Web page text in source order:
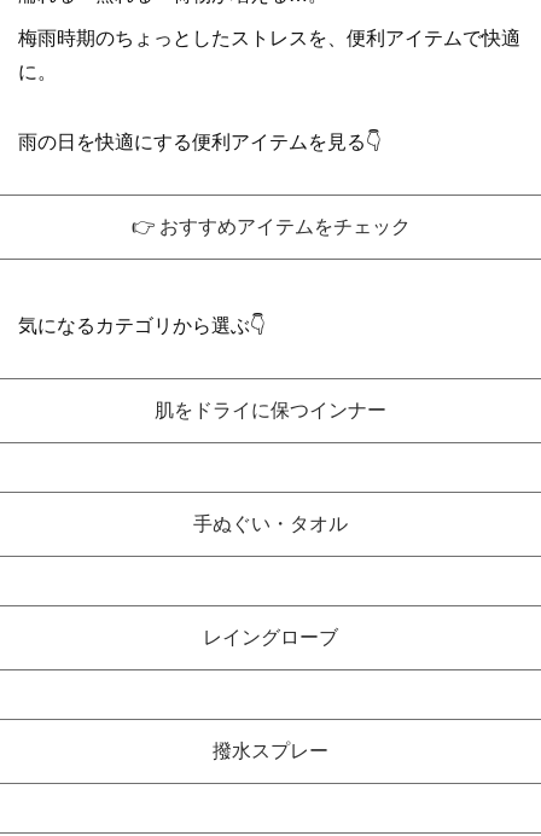
梅雨時期のちょっとしたストレスを、便利アイテムで快適
に。
雨の日を快適にする便利アイテムを見る👇
👉 おすすめアイテムをチェック
気になるカテゴリから選ぶ👇
肌をドライに保つインナー
手ぬぐい・タオル
レイングローブ
撥水スプレー